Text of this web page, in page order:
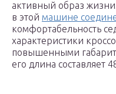
активный образ
в этой машине
комфортабельность
характеристики
повышенными
его длина составляет